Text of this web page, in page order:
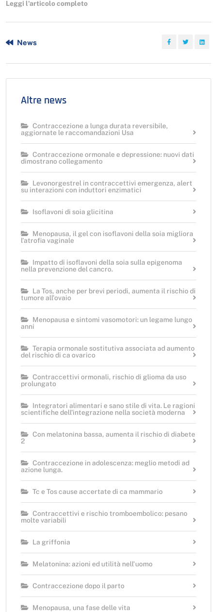
Leggi l'articolo completo
News
Altre news
Contraccezione a lunga durata reversibile,
aggiornate le raccomandazioni Usa
Contraccezione ormonale e depressione: nuovi dati
dimostrano collegamento
Levonorgestrel in contraccettivi emergenza, alert
su interazioni con induttori enzimatici
Isoflavoni di soia glicitina
Menopausa, il gel con isoflavoni della soia migliora
l'atrofia vaginale
Impatto di isoflavoni della soia sulla epigenoma
nella prevenzione del cancro.
La Tos, anche per brevi periodi, aumenta il rischio di
tumore all'ovaio
Menopausa e sintomi vasomotori: un legame lungo
anni
Terapia ormonale sostitutiva associata ad aumento
del rischio di ca ovarico
Contraccettivi ormonali, rischio di glioma da uso
prolungato
Integratori alimentari e sano stile di vita. Le ragioni
scientifiche dell'integrazione nella società moderna
Con melatonina bassa, aumenta il rischio di diabete
2
Contraccezione in adolescenza: meglio metodi ad
azione lunga.
Tc e Tos cause accertate di ca mammario
Contraccettivi e rischio tromboembolico: pesano
molte variabili
La griffonia
Melatonina: azioni ed utilità nell'uomo
Contraccezione dopo il parto
Menopausa, una fase delle vita